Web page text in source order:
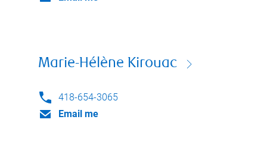
Marie-Hélène Kirouac
418-654-3065
Email me